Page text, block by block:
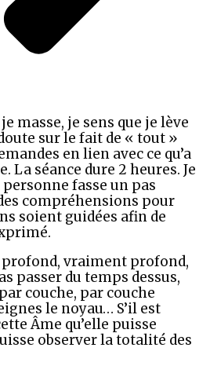
masse, je sens que je lève
sur le fait de « tout »
en lien avec ce qu’a
La séance dure 2 heures. Je
personne fasse un pas
compréhensions pour
soient guidées afin de
profond, vraiment profond,
passer du temps dessus,
couche, par couche
le noyau… S’il est
Âme qu’elle puisse
observer la totalité des